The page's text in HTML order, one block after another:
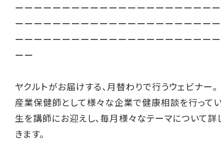
ーーーーーーーーーーーーーーーーーーーーー
ーーーーーーーーーーーーーーーーーーーーー
ーーーーーーーーーーーーーーーーーーーーー
ーー
ヤクルトがお届けする、月替わりで行うウェビナー。
産業保健師として様々な企業で健康相談を行って
生を講師にお迎えし、毎月様々なテーマについて詳
きます。